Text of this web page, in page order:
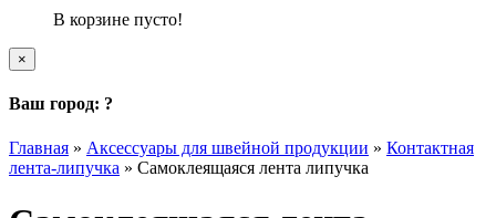
В корзине пусто!
×
Ваш город: ?
Главная » Аксессуары для швейной продукции » Контактная
лента-липучка » Самоклеящаяся лента липучка